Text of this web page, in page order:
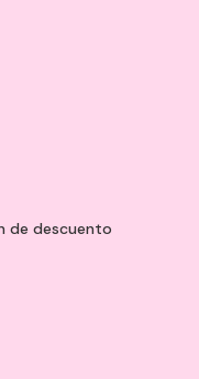
de descuento